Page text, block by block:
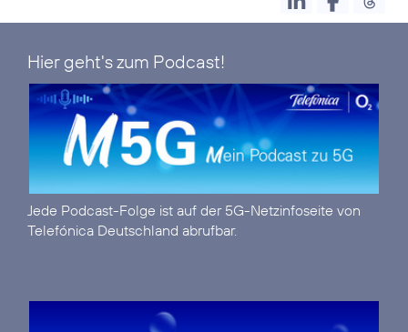
Hier geht's zum Podcast!
Jede Podcast-Folge ist auf der 5G-Netzinfoseite von
Telefónica Deutschland abrufbar.